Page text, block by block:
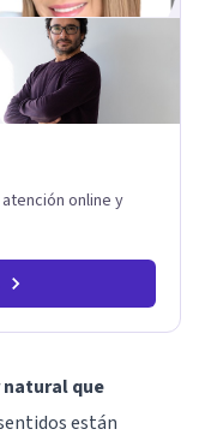
online y
natural que
están